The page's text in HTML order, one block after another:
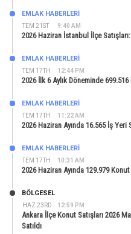
TEM 21ST 9:40 AM
EMLAK HABERLERI
2026 Haziran İstanbul İlçe
TEM 17TH 12:44 PM
EMLAK HABERLERI
2026 İlk 6 Aylık Döneminde 699.516
TEM 17TH 11:22 AM
EMLAK HABERLERI
2026 Haziran Ayında 16.565 İş Yeri
TEM 17TH 10:31 AM
EMLAK HABERLERI
2026 Haziran Ayında 129.979 Konut
HAZ 23RD 12:59 PM
BÖLGESEL
Ankara İlçe Konut Satışları 2026
Satıldı